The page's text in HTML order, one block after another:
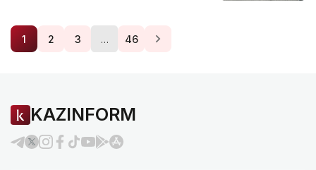
1 2 3 … 46
KAZINFORM